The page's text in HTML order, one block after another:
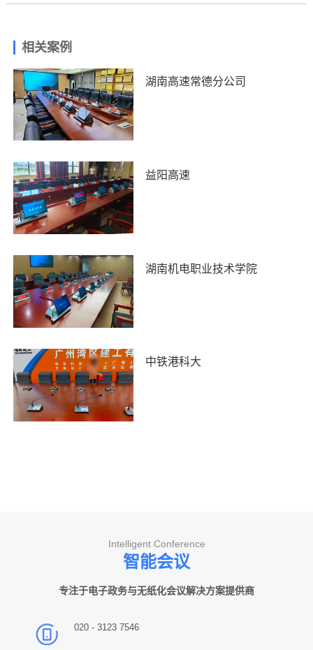
相关案例
湖南高速常德分公司
益阳高速
湖南机电职业技术学院
中铁港科大
Intelligent Conference
智能会议
专注于电子政务与无纸化会议解决方案提供商
020 - 3123 7546